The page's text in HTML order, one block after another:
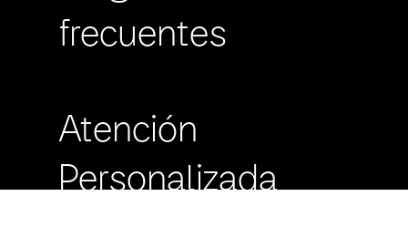
frecuentes
Atención
Personalizada